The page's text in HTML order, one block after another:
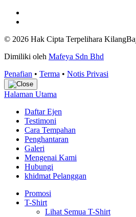
© 2026 Hak Cipta Terpelihara
Dimiliki oleh Mafeya Sdn Bhd
Penafian • Terma • Notis Privasi
Halaman Utama
Daftar Ejen
Testimoni
Cara Tempahan
Penghantaran
Galeri
Mengenai Kami
Hubungi
khidmat Pelanggan
Promosi
T-Shirt
Lihat Semua T-Shirt